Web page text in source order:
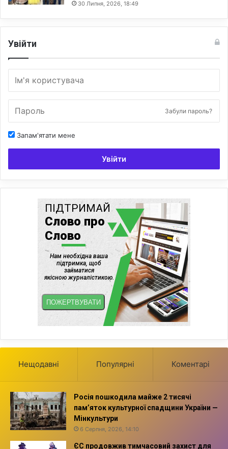
30 Липня, 2026, 18:49
Увійти
Забули пароль?
Запам'ятати мене
Увійти
Нещодавні Популярні Коментарі
Росія пошкодила майже 2 тисячі
пам’яток культурної спадщини України —
Мінкультури
6 Серпня, 2026, 14:10
ЄС продовжив тимчасовий захист для